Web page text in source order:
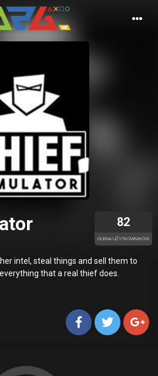
82
OCENA UŻYTKOWNIKÓW
intel, steal things and sell them to
that a real thief does.